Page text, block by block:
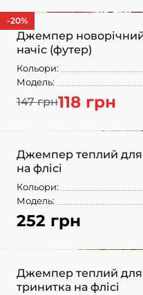
-20%
Джемпер
начіс (футер)
Кольори:
Модель:
147 грн118 грн
Джемпер теплий для
на флісі
Кольори:
Модель:
252 грн
Джемпер теплий для
тринитка на флісі